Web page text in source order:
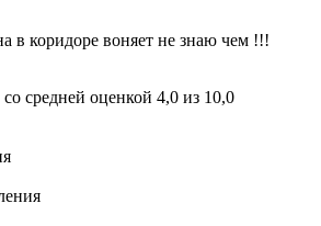
в коридоре воняет не знаю чем !!!
средней оценкой 4,0 из 10,0